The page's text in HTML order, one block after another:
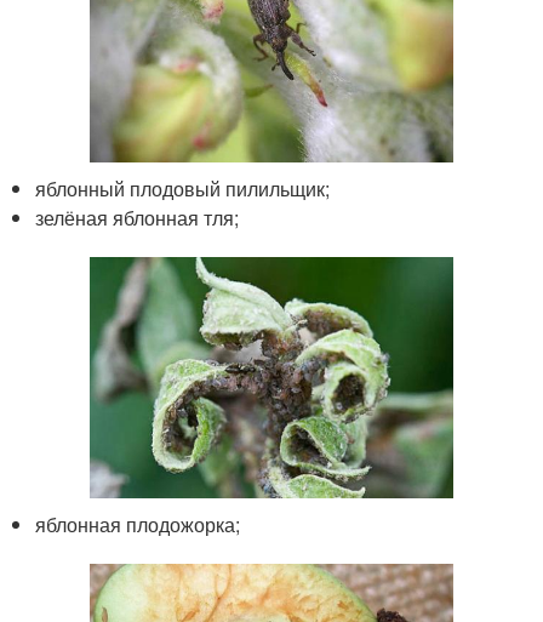
яблонный плодовый пилильщик;
зелёная яблонная тля;
яблонная плодожорка;